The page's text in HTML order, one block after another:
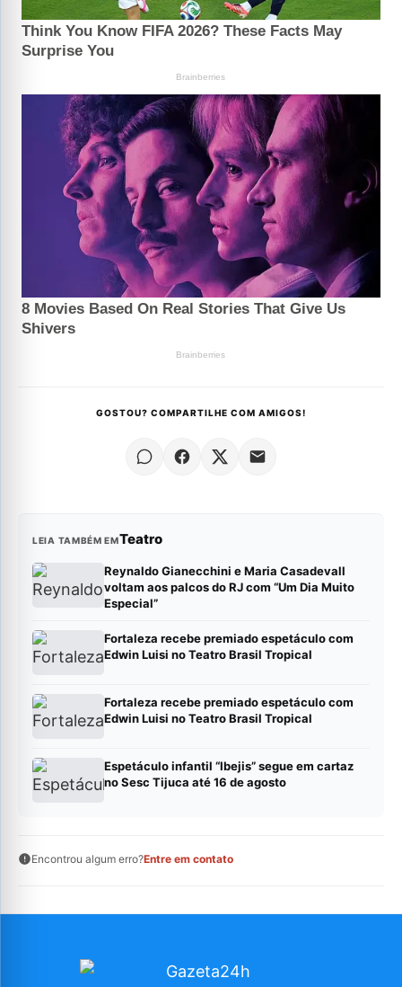
GOSTOU? COMPARTILHE COM AMIGOS!
LEIA TAMBÉM EMTeatro
Reynaldo Gianecchini e Maria Casadevall
voltam aos palcos do RJ com “Um Dia Muito
Especial”
Fortaleza recebe premiado espetáculo com
Edwin Luisi no Teatro Brasil Tropical
Fortaleza recebe premiado espetáculo com
Edwin Luisi no Teatro Brasil Tropical
Espetáculo infantil “Ibejis” segue em cartaz
no Sesc Tijuca até 16 de agosto
Encontrou algum erro?Entre em contato